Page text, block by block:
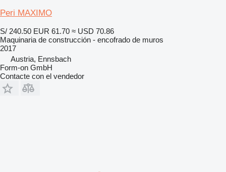
Peri MAXIMO
S/ 240.50 EUR 61.70 ≈ USD 70.86
Maquinaria de construcción - encofrado de muros
2017
Austria, Ennsbach
Form-on GmbH
Contacte con el vendedor